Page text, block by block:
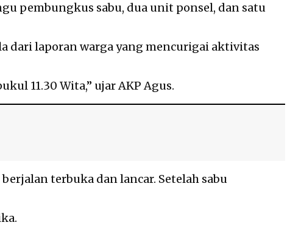
pembungkus sabu, dua unit ponsel, dan satu
dari laporan warga yang mencurigai aktivitas
11.30 Wita,” ujar AKP Agus.
terbuka dan lancar. Setelah sabu